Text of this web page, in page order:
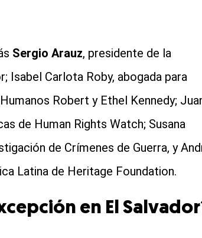
Sergio Arauz, presidente de la
Isabel Carlota Roby, abogada para
Robert y Ethel Kennedy;
de Human Rights Watch; Susana
de Crímenes de Guerra, y
Latina de Heritage Foundation.
en El